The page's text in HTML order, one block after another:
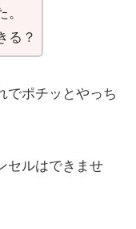
る？
でポチッとやっち
セルはできませ